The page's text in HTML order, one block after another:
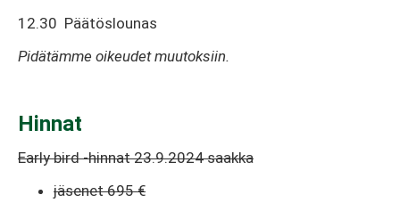
12.30 Päätöslounas
Pidätämme oikeudet muutoksiin.
Hinnat
Early bird -hinnat 23.9.2024 saakka
jäsenet 695 €